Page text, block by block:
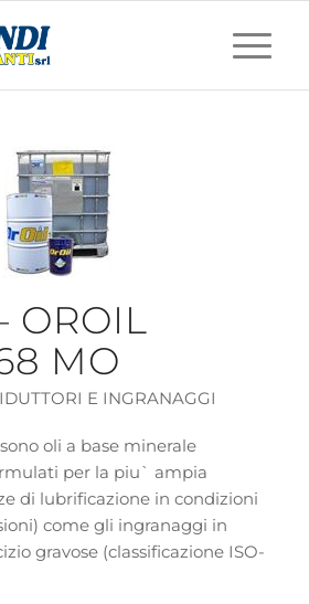
OROIL
MO
E INGRANAGGI
oli a base minerale
per la piu` ampia
di lubrificazione in condizioni
come gli ingranaggi in
gravose (classificazione ISO-